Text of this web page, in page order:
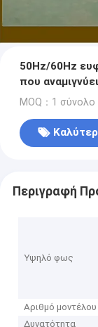
50Hz/60Hz
που
MOQ：1 σύνολο
Περιγραφή
Υψηλό φως
Αριθμό μοντέλου
Δυνατότητα